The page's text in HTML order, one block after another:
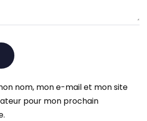
nom, mon e-mail et mon site
pour mon prochain